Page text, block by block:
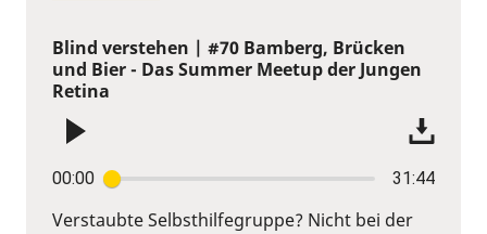
Blind verstehen | #70 Bamberg, Brücken
und Bier - Das Summer Meetup der Jungen
Retina
00:00 31:44
Verstaubte Selbsthilfegruppe? Nicht bei der